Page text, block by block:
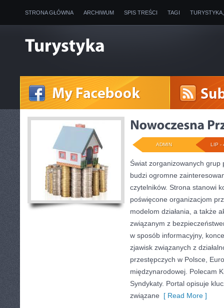
STRONA GŁÓWNA ARCHIWUM SPIS TREŚCI TAGI
LIP -
ADMIN
Świat zorganizowanych grup
budzi ogromne
czytelników. Strona stanowi
poświęcone organizacjom
modelom działania, a także
związanym z
w sposób informacyjny,
zjawisk związanych z
przestępczych w Polsce,
międzynarodowej. Polecam
Syndykaty. Portal opisuje
związane [ Read More ]